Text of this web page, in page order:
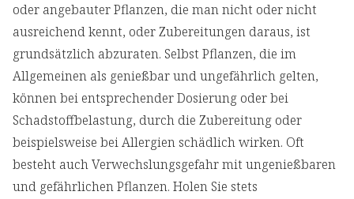
oder angebauter Pflanzen, die man nicht oder nicht
ausreichend kennt, oder Zubereitungen daraus, ist
grundsätzlich abzuraten. Selbst Pflanzen, die im
Allgemeinen als genießbar und ungefährlich gelten,
können bei entsprechender Dosierung oder bei
Schadstoffbelastung, durch die Zubereitung oder
beispielsweise bei Allergien schädlich wirken. Oft
besteht auch Verwechslungsgefahr mit ungenießbaren
und gefährlichen Pflanzen. Holen Sie stets